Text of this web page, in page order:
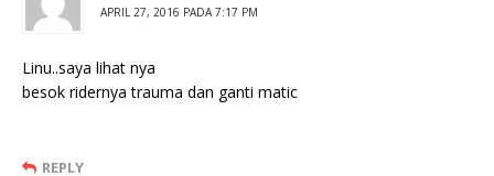
APRIL 27, 2016 PADA 7:17 PM
Linu..saya lihat nya
besok ridernya trauma dan ganti matic
REPLY